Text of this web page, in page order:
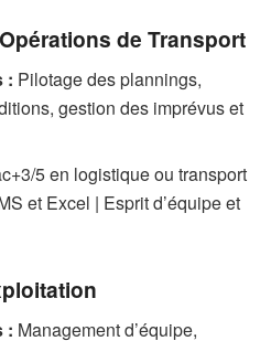
de Transport
: Pilotage des plannings,
gestion des imprévus et
5 en logistique ou transport
et Excel | Esprit d’équipe et
: Management d’équipe,